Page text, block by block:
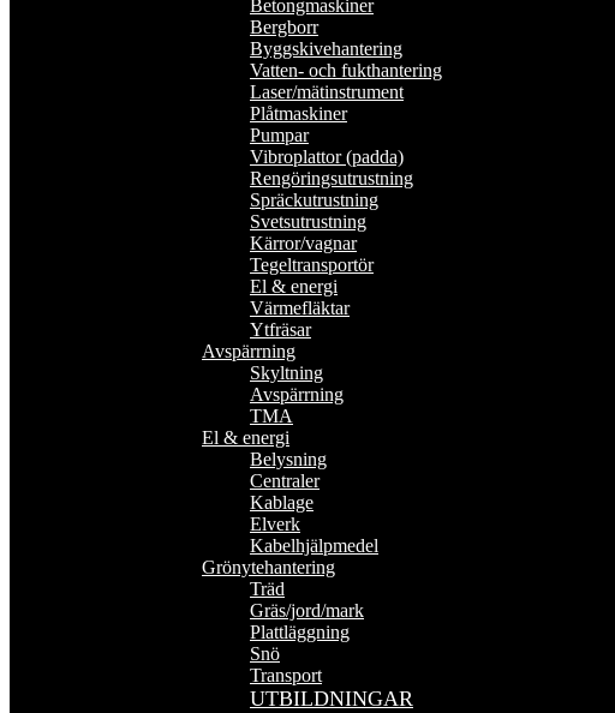
Betongmaskiner
Bergborr
Byggskivehantering
Vatten- och fukthantering
Laser/mätinstrument
Plåtmaskiner
Pumpar
Vibroplattor (padda)
Rengöringsutrustning
Spräckutrustning
Svetsutrustning
Kärror/vagnar
Tegeltransportör
El & energi
Värmefläktar
Ytfräsar
Avspärrning
Skyltning
Avspärrning
TMA
El & energi
Belysning
Centraler
Kablage
Elverk
Kabelhjälpmedel
Grönytehantering
Träd
Gräs/jord/mark
Plattläggning
Snö
Transport
UTBILDNINGAR